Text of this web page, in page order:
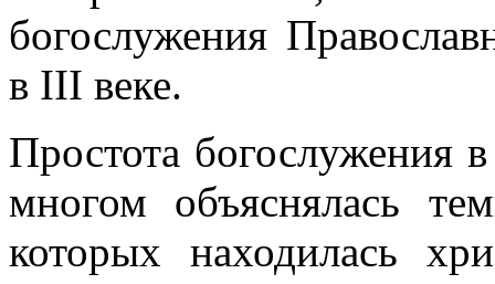
богослужения
в III веке.
Простота богослужения
многом объяснялась
которых находилась